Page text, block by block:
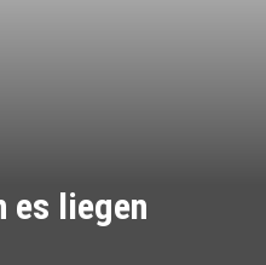
es liegen